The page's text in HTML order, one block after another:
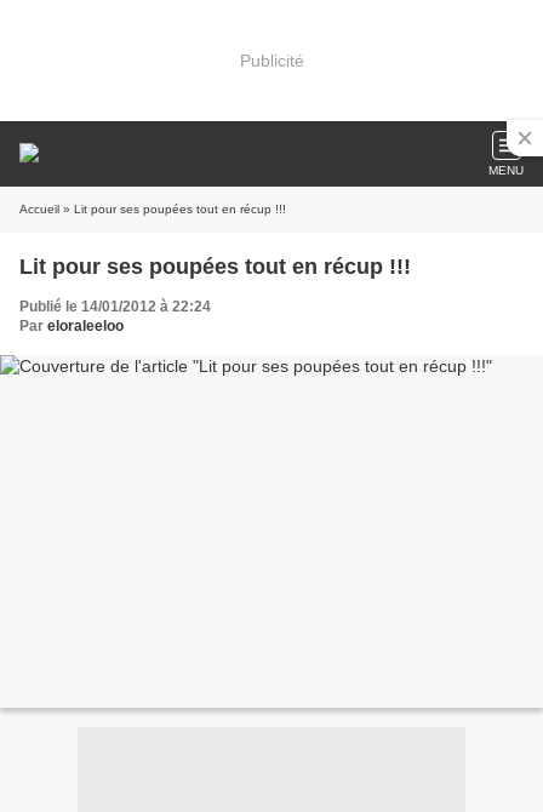
Publicité
MENU
Accueil » Lit pour ses poupées tout en récup !!!
Lit pour ses poupées tout en récup !!!
Publié le 14/01/2012 à 22:24
Par eloraleeloo